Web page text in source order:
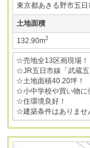
東京都あきる野市五日
土地面積
132.90m2
☆売地全13区画現場！
☆JR五日市線「武蔵
☆土地面積40.20坪！
☆小中学校や買い物に
☆住環境良好！
☆建築条件はありませ